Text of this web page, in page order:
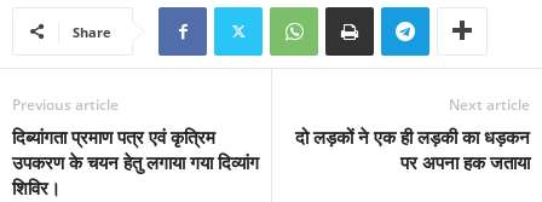
Share
Previous article
दिब्यांगता प्रमाण पत्र एवं कृत्रिम
उपकरण के चयन हेतु लगाया गया दिव्यांग
शिविर।
Next article
दो लड़कों ने एक ही लड़की का धड़कन
पर अपना हक जताया